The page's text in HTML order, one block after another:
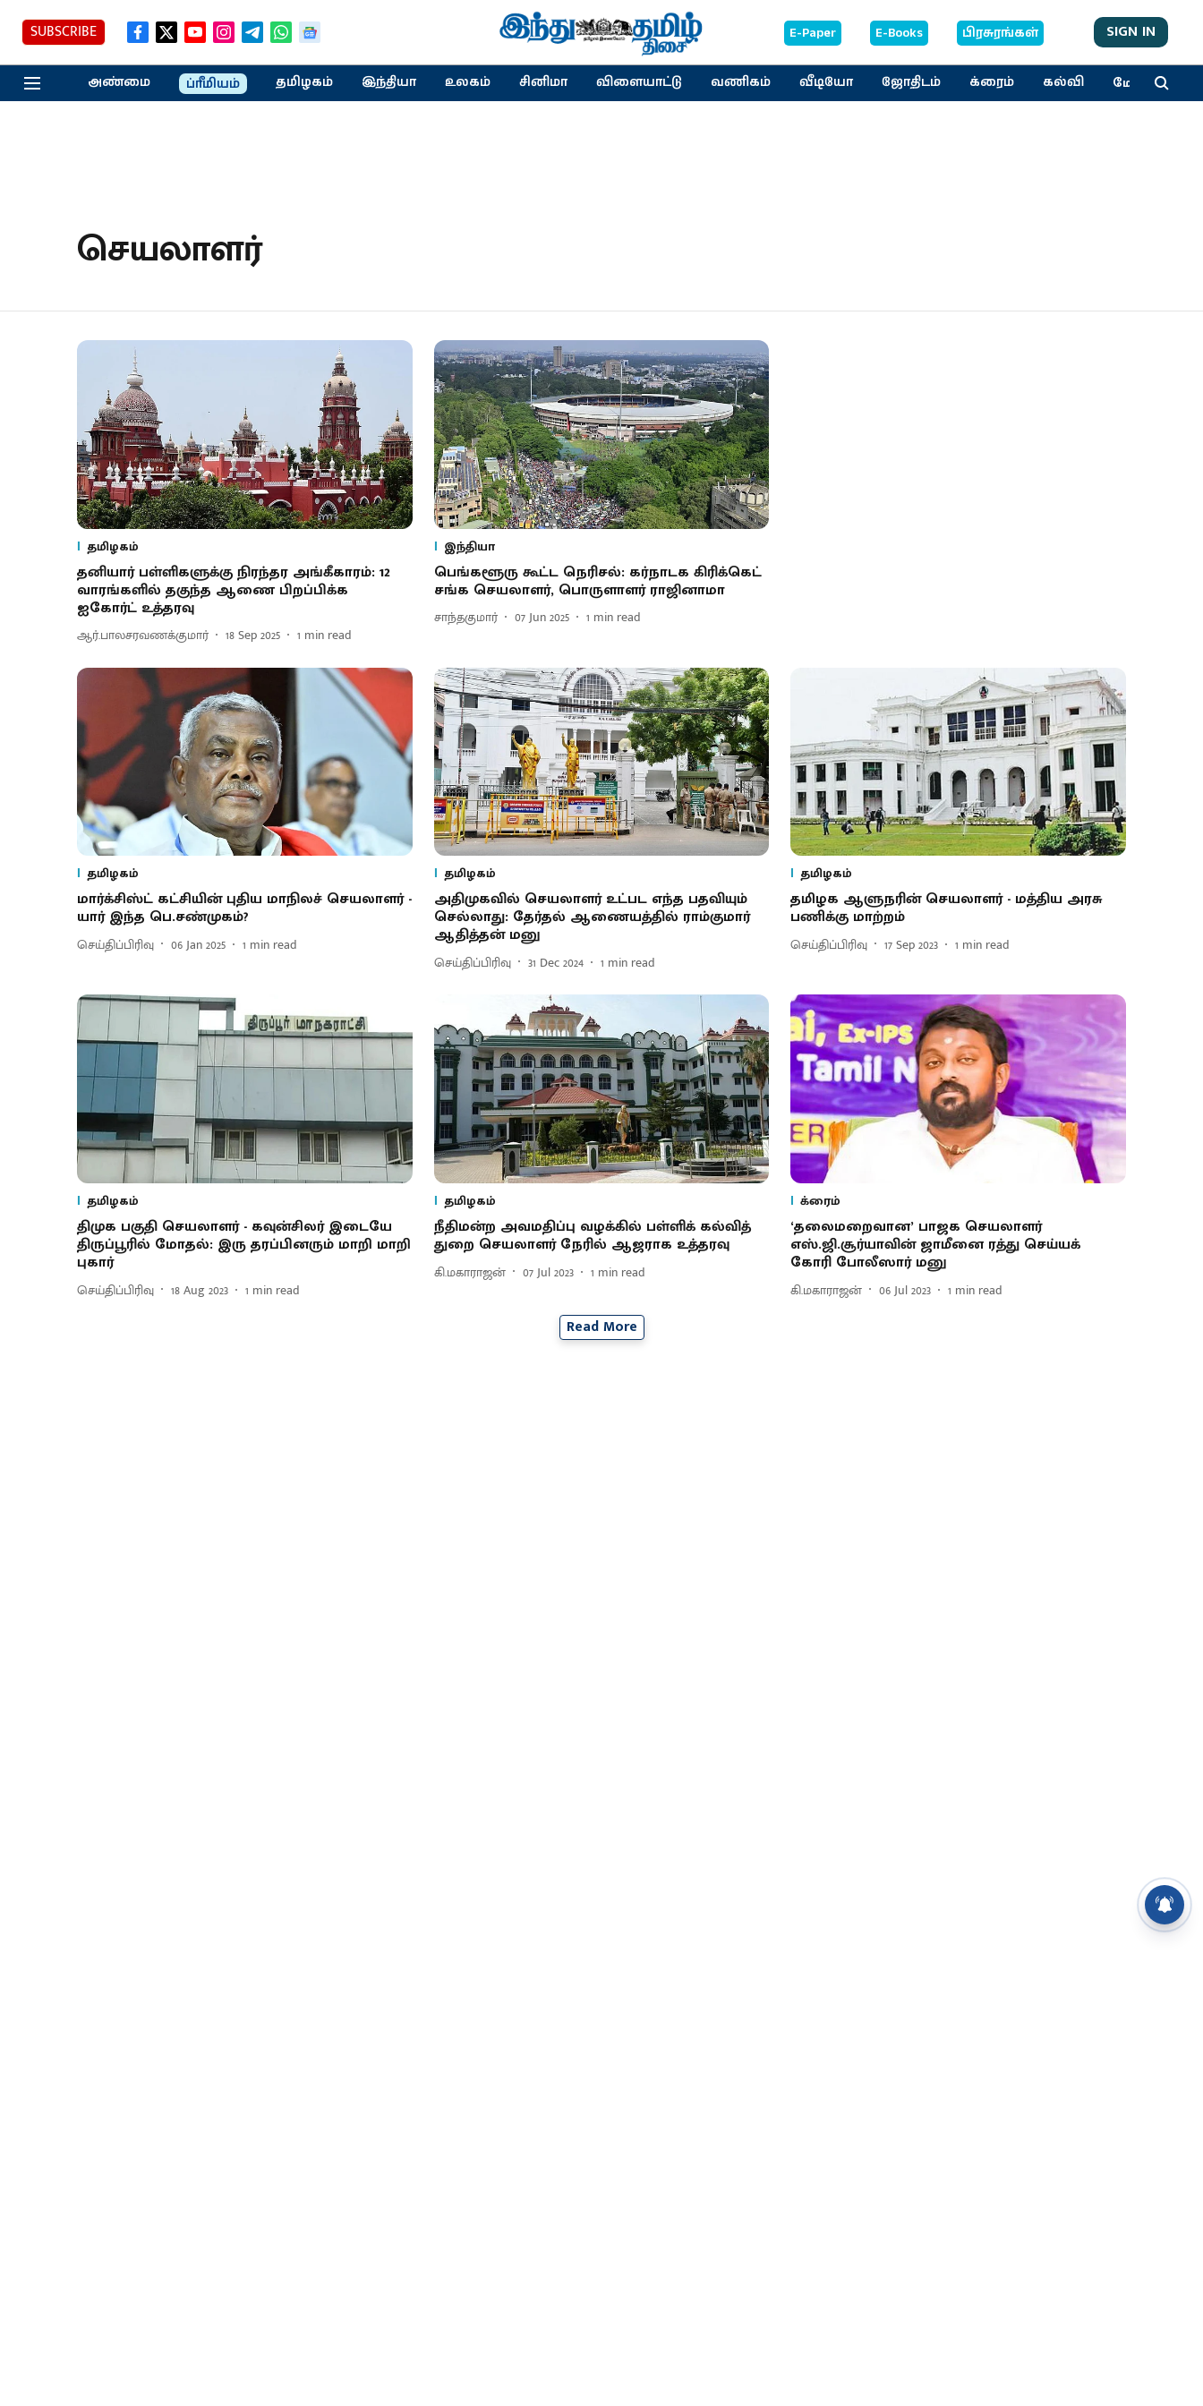
SUBSCRIBE E-Paper E-Books பிரசுரங்கள் SIGN IN
அண்மை ப்ரீமியம் தமிழகம் இந்தியா உலகம் சினிமா விளையாட்டு வணிகம் வீடியோ ஜோதிடம் க்ரைம் கல்வி மேலும்
செயலாளர்
தமிழகம்
தனியார் பள்ளிகளுக்கு நிரந்தர அங்கீகாரம்: 12
வாரங்களில் தகுந்த ஆணை பிறப்பிக்க
ஐகோர்ட் உத்தரவு
ஆர்.பாலசரவணக்குமார் 18 Sep 2025 1 min read
இந்தியா
பெங்களூரு கூட்ட நெரிசல்: கர்நாடக கிரிக்கெட்
சங்க செயலாளர், பொருளாளர் ராஜினாமா
சாந்தகுமார் 07 Jun 2025 1 min read
தமிழகம்
மார்க்சிஸ்ட் கட்சியின் புதிய மாநிலச் செயலாளர் -
யார் இந்த பெ.சண்முகம்?
செய்திப்பிரிவு 06 Jan 2025 1 min read
தமிழகம்
அதிமுகவில் செயலாளர் உட்பட எந்த பதவியும்
செல்லாது: தேர்தல் ஆணையத்தில் ராம்குமார்
ஆதித்தன் மனு
செய்திப்பிரிவு 31 Dec 2024 1 min read
தமிழகம்
தமிழக ஆளுநரின் செயலாளர் - மத்திய அரசு
பணிக்கு மாற்றம்
செய்திப்பிரிவு 17 Sep 2023 1 min read
தமிழகம்
திமுக பகுதி செயலாளர் - கவுன்சிலர் இடையே
திருப்பூரில் மோதல்: இரு தரப்பினரும் மாறி மாறி
புகார்
செய்திப்பிரிவு 18 Aug 2023 1 min read
தமிழகம்
நீதிமன்ற அவமதிப்பு வழக்கில் பள்ளிக் கல்வித்
துறை செயலாளர் நேரில் ஆஜராக உத்தரவு
கி.மகாராஜன் 07 Jul 2023 1 min read
க்ரைம்
‘தலைமறைவான’ பாஜக செயலாளர்
எஸ்.ஜி.சூர்யாவின் ஜாமீனை ரத்து செய்யக்
கோரி போலீஸார் மனு
கி.மகாராஜன் 06 Jul 2023 1 min read
Read More